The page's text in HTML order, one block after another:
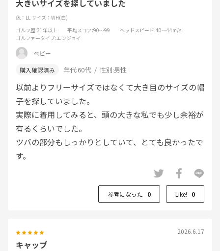
大きいサイズを探していました
色：LL サイズ：WH(白)
ゴルフ歴:31年以上 平均スコア:90～99 ヘッドスピード:40～44m/s
ゴルファータイプ:エンジョイ
ベビー
年代:60代 性別:男性
以前よりフリーサイズではなくて大き目のサイズの帽
子を探していました。
実際に着用してみると、頭の大きな私でも少し余裕が
有るくらいでした。
ツバの部分もしっかりとしていて、とても良かったで
す。
参考になった 0 Like! 0
2026.6.17
キャップ